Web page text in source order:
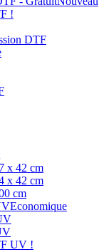
!
DTF
x 42 cm
x 42 cm
cm
Economique
UV !